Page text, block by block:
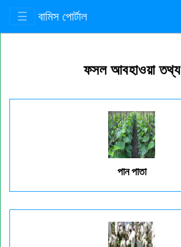
☰ বামিস পোর্টাল
ফসল আবহাওয়া তথ্য
পান পাতা